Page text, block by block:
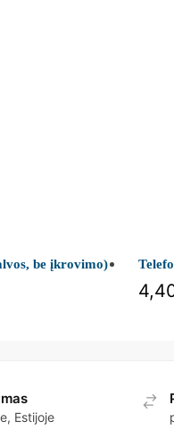
be įkrovimo)
Estijoje